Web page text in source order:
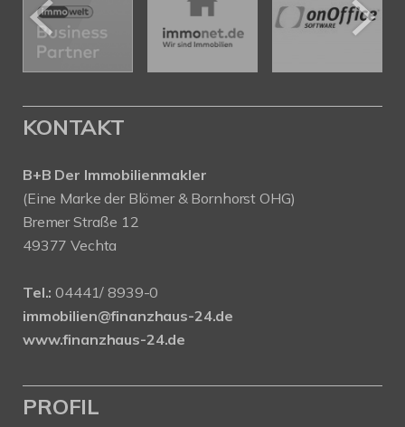
KONTAKT
B+B Der Immobilienmakler
(Eine Marke der Blömer & Bornhorst OHG)
Bremer Straße 12
49377 Vechta
Tel.: 04441/ 8939-0
immobilien@finanzhaus-24.de
www.finanzhaus-24.de
PROFIL